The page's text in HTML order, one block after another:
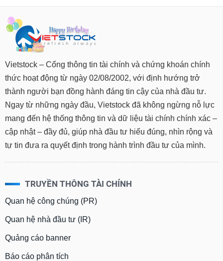
Vietstock – Cổng thông tin tài chính và chứng khoán chính
thức hoạt động từ ngày 02/08/2002, với định hướng trở
thành người bạn đồng hành đáng tin cậy của nhà đầu tư.
Ngay từ những ngày đầu, Vietstock đã không ngừng nỗ lực
mang đến hệ thống thông tin và dữ liệu tài chính chính xác –
cập nhật – đầy đủ, giúp nhà đầu tư hiểu đúng, nhìn rộng và
tự tin đưa ra quyết định trong hành trình đầu tư của mình.
TRUYỀN THÔNG TÀI CHÍNH
Quan hệ công chúng (PR)
Quan hệ nhà đầu tư (IR)
Quảng cáo banner
Báo cáo phân tích